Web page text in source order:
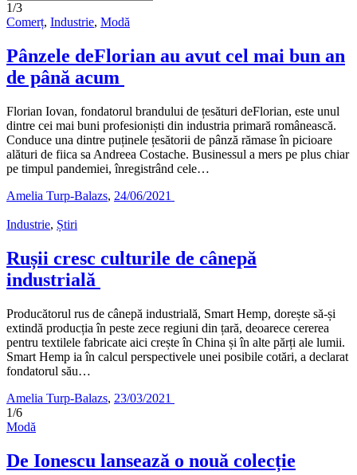
1/3
Comerț, Industrie, Modă
Pânzele deFlorian au avut cel mai bun an
de până acum
Florian Iovan, fondatorul brandului de țesături deFlorian, este unul
dintre cei mai buni profesioniști din industria primară românească.
Conduce una dintre puținele țesătorii de pânză rămase în picioare
alături de fiica sa Andreea Costache. Businessul a mers pe plus chiar
pe timpul pandemiei, înregistrând cele…
Amelia Turp-Balazs, 24/06/2021
Industrie, Știri
Rușii cresc culturile de cânepă
industrială
Producătorul rus de cânepă industrială, Smart Hemp, dorește să-și
extindă producția în peste zece regiuni din țară, deoarece cererea
pentru textilele fabricate aici crește în China și în alte părți ale lumii.
Smart Hemp ia în calcul perspectivele unei posibile cotări, a declarat
fondatorul său…
Amelia Turp-Balazs, 23/03/2021
1/6
Modă
De Ionescu lansează o nouă colecție